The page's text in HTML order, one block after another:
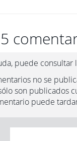
puede consultar
no se
son publicados
puede